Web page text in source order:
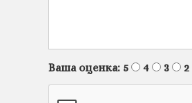
Ваша оценка: 5 4 3 2